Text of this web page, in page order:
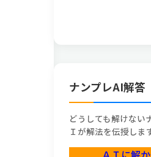
ナンプレAI解答
どうしても解けない
Ｉが解法を伝授しま